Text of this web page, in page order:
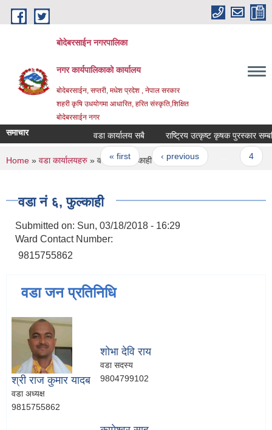
Skip to main content
बोदेबरसाईन नगरपालिका
नगर कार्यपालिकाको कार्यालय
बोदेबरसाईन, सप्तरी, मधेश प्रदेश , नेपाल सरकार
शहरी कृषि उधयोगमा आधारित, हरित संस्कृति,शिक्षित
बोदेबरसाईन नगर
समाचार वडा कार्यालय सबै राष्ट्रिय उत्कृष्ट कृषक पुरस्कार
Pages
« first ‹ previous
You are here
Home » वडा कार्यालयहरु » वडा नं‌ ६, फुल्काही
वडा नं‌ ६, फुल्काही
Submitted on: Sun, 03/18/2018 - 16:29
Ward Contact Number:
9815755862
वडा जन प्रतिनिधि
श्री राज कुमार यादब
वडा अध्यक्ष
9815755862
शोभा देवि राय
वडा सदस्य
9804799102